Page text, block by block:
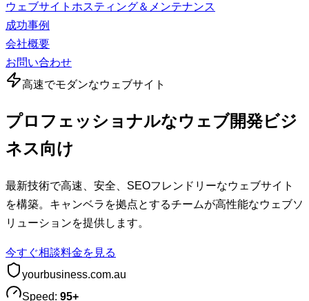
ウェブサイトホスティング＆メンテナンス
成功事例
会社概要
お問い合わせ
高速でモダンなウェブサイト
プロフェッショナルなウェブ開発ビジ
ネス向け
最新技術で高速、安全、SEOフレンドリーなウェブサイト
を構築。キャンベラを拠点とするチームが高性能なウェブソ
リューションを提供します。
今すぐ相談料金を見る
yourbusiness.com.au
Speed: 95+